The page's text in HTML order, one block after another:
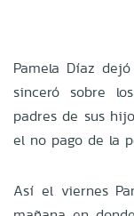
Pamela Díaz
sinceró sobre
padres de sus
el no pago de la
Así el viernes